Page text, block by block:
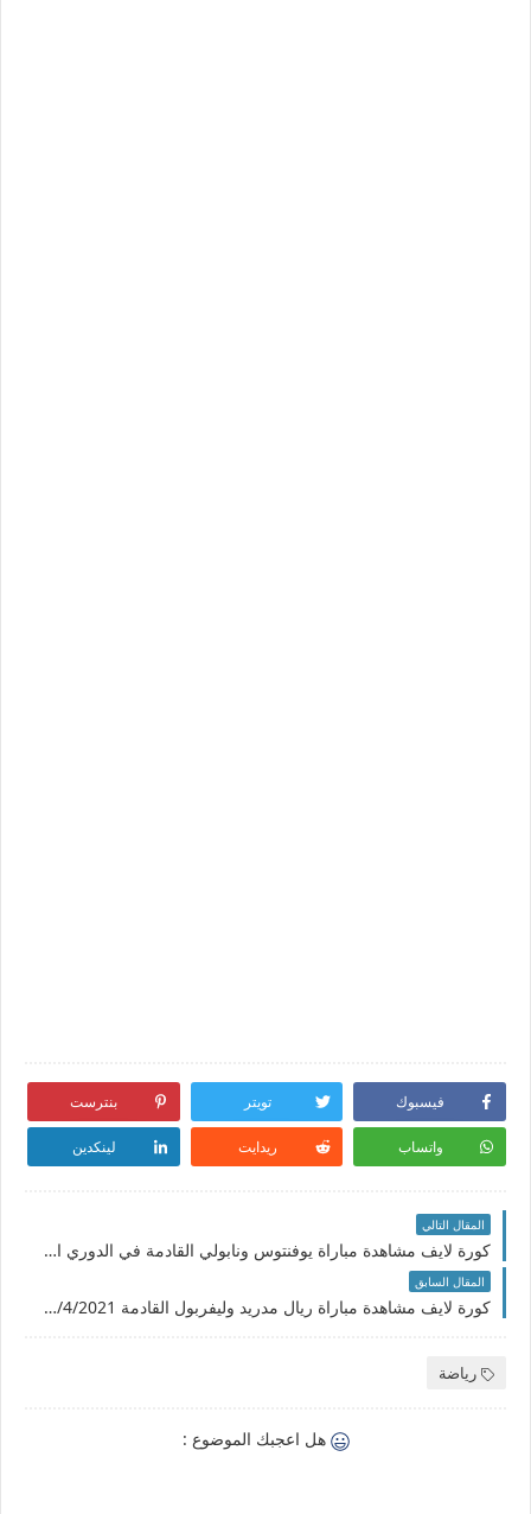
فيسبوك تويتر بنترست
واتساب ريدايت لينكدين
المقال التالي
كورة لايف مشاهدة مباراة يوفنتوس ونابولي القادمة في الدوري الإيطالي 7/4/2021 والقنوات الناقلة لها
المقال السابق
كورة لايف مشاهدة مباراة ريال مدريد وليفربول القادمة 6/4/2021 والقنوات الناقلة في دوري أبطال أوروبا
رياضة
هل اعجبك الموضوع :